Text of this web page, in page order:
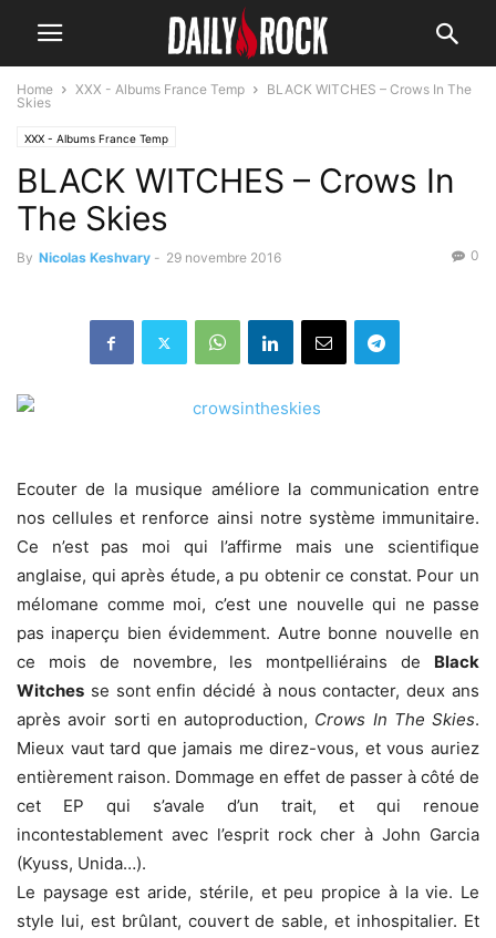
Home XXX - Albums France Temp
BLACK WITCHES – Crows In The
Skies
XXX - Albums France Temp
BLACK WITCHES – Crows In
The Skies
By Nicolas Keshvary - 29 novembre 2016 0
Ecouter de la musique améliore la communication entre
nos cellules et renforce ainsi notre système immunitaire.
Ce n’est pas moi qui l’affirme mais une scientifique
anglaise, qui après étude, a pu obtenir ce constat. Pour un
mélomane comme moi, c’est une nouvelle qui ne passe
pas inaperçu bien évidemment. Autre bonne nouvelle en
ce mois de novembre, les montpelliérains de Black
Witches se sont enfin décidé à nous contacter, deux ans
après avoir sorti en autoproduction, Crows In The Skies.
Mieux vaut tard que jamais me direz-vous, et vous auriez
entièrement raison. Dommage en effet de passer à côté de
cet EP qui s’avale d’un trait, et qui renoue
incontestablement avec l’esprit rock cher à John Garcia
(Kyuss, Unida…).
Le paysage est aride, stérile, et peu propice à la vie. Le
style lui, est brûlant, couvert de sable, et inhospitalier. Et